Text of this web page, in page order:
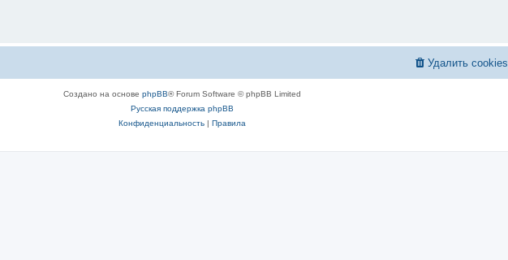
Удалить cookies
Создано на основе phpBB® Forum Software © phpBB Limited
Русская поддержка phpBB
Конфиденциальность| Правила